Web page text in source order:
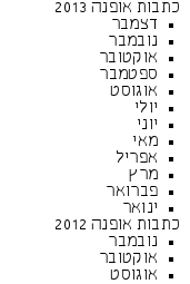
כתבות אופנה 2013
דצמבר
נובמבר
אוקטובר
ספטמבר
אוגוסט
יולי
יוני
מאי
אפריל
מרץ
פברואר
ינואר
כתבות אופנה 2012
נובמבר
אוקטובר
אוגוסט